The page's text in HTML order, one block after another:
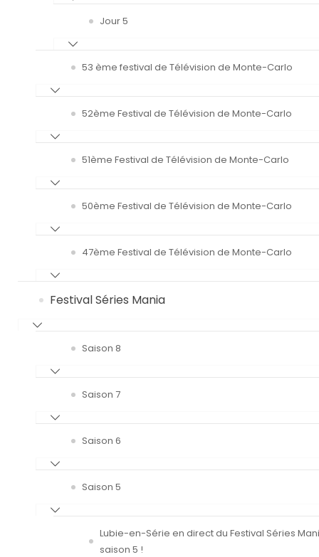
Jour 5
53 ème festival de Télévision de Monte-Carlo
52ème Festival de Télévision de Monte-Carlo
51ème Festival de Télévision de Monte-Carlo
50ème Festival de Télévision de Monte-Carlo
47ème Festival de Télévision de Monte-Carlo
Festival Séries Mania
Saison 8
Saison 7
Saison 6
Saison 5
Lubie-en-Série en direct du Festival Séries
saison 5 !